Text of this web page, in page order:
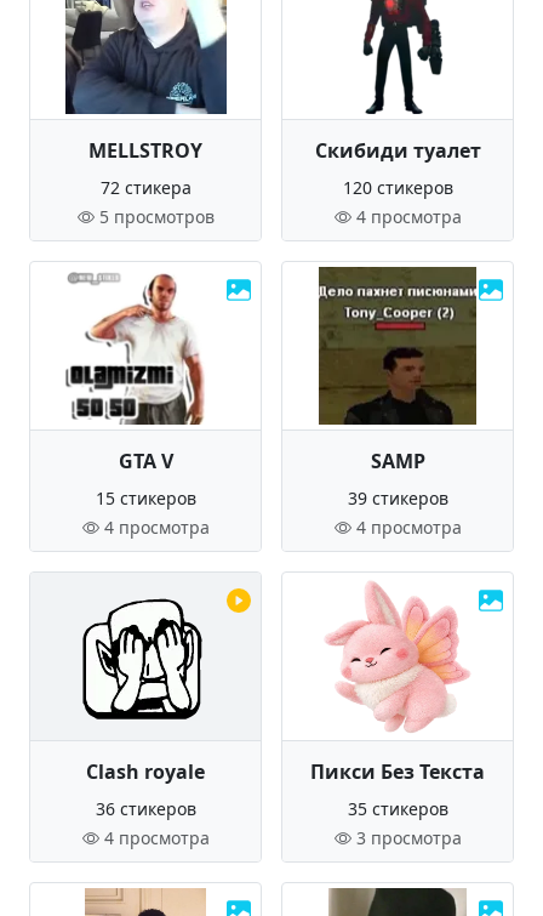
MELLSTROY
72 стикера
5 просмотров
Скибиди туалет
120 стикеров
4 просмотра
GTA V
15 стикеров
4 просмотра
SAMP
39 стикеров
4 просмотра
Clash royale
36 стикеров
4 просмотра
Пикси Без Текста
35 стикеров
3 просмотра